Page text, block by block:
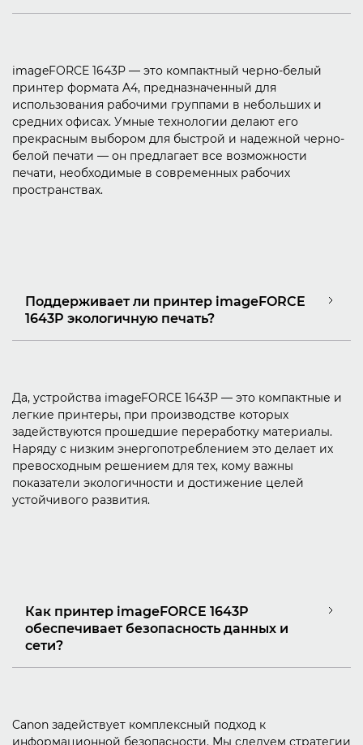
imageFORCE 1643P — это компактный черно-белый
принтер формата A4, предназначенный для
использования рабочими группами в небольших и
средних офисах. Умные технологии делают его
прекрасным выбором для быстрой и надежной черно-
белой печати — он предлагает все возможности
печати, необходимые в современных рабочих
пространствах.
Поддерживает ли принтер imageFORCE
1643P экологичную печать?
Да, устройства imageFORCE 1643P — это компактные и
легкие принтеры, при производстве которых
задействуются прошедшие переработку материалы.
Наряду с низким энергопотреблением это делает их
превосходным решением для тех, кому важны
показатели экологичности и достижение целей
устойчивого развития.
Как принтер imageFORCE 1643P
обеспечивает безопасность данных и
сети?
Canon задействует комплексный подход к
информационной безопасности. Мы следуем стратегии